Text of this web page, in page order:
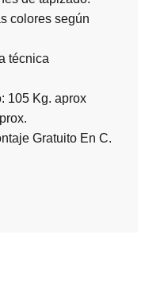
colores según
técnica
105 Kg. aprox
Gratuito En C.